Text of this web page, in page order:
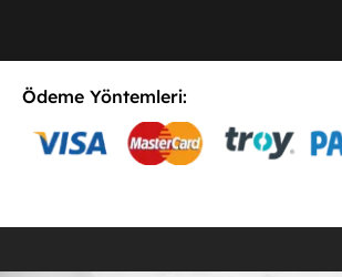
Ödeme Yöntemleri: